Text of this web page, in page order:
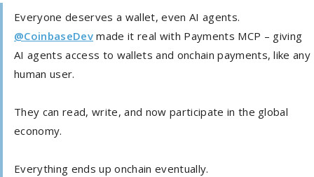
Everyone deserves a wallet, even AI agents.
@CoinbaseDevmade it real with Payments MCP – giving
AI agents access to wallets and onchain payments, like any
human user.
They can read, write, and now participate in the global
economy.
Everything ends up onchain eventually.